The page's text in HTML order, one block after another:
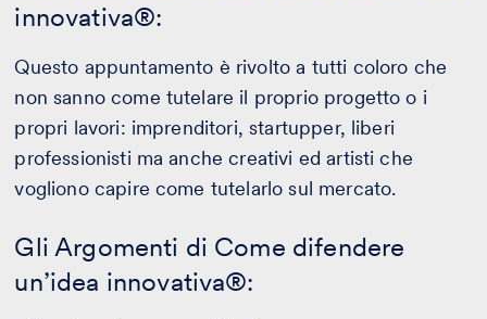
innovativa®:
Questo appuntamento è rivolto a tutti coloro che
non sanno come tutelare il proprio progetto o i
propri lavori: imprenditori, startupper, liberi
professionisti ma anche creativi ed artisti che
vogliono capire come tutelarlo sul mercato.
Gli Argomenti di Come difendere
un’idea innovativa®: